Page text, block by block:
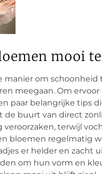
mooi
om
meegaan. Om
paar belangrijke tips
buurt van direct
veroorzaken, terwijl
bloemen regelmatig
er helder en zacht
om hun vorm en